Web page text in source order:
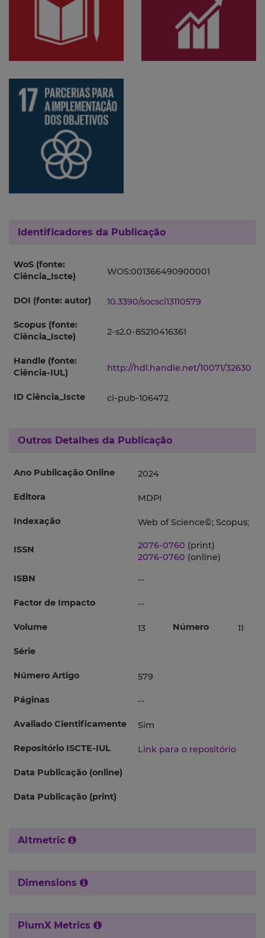
Identificadores da Publicação
WoS (fonte:
Ciência_Iscte)
WOS:001366490900001
DOI (fonte: autor) 10.3390/socsci13110579
Scopus (fonte:
Ciência_Iscte)
2-s2.0-85210416361
Handle (fonte:
Ciência-IUL)
http://hdl.handle.net/10071/32630
ID Ciência_Iscte ci-pub-106472
Outros Detalhes da Publicação
Ano Publicação Online 2024
Editora MDPI
Indexação Web of Science©; Scopus;
ISSN 2076-0760 (print)
2076-0760 (online)
ISBN
--
Factor de Impacto --
Volume 13 Número 11
Série
Número Artigo 579
Páginas --
Avaliado Cientificamente Sim
Repositório ISCTE-IUL Link para o repositório
Data Publicação (online)
Data Publicação (print)
Altmetric
Dimensions
PlumX Metrics